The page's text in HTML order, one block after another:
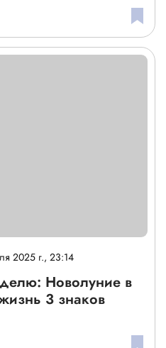
2025 г., 23:14
Новолуние в
3 знаков